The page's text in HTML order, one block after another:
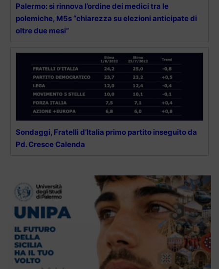
Palermo: si rinnova l’ordine dei medici tra le
polemiche, M5s “chiarezza su elezioni anticipate di
oltre due mesi”
Sondaggi, Fratelli d’Italia primo partito inseguito da
Pd. Cresce Calenda